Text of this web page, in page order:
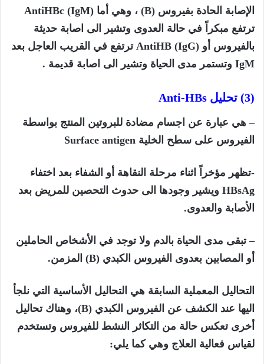
الإصابة الحادة بفيروس (B) ، وهي أما (AntiHBc (IgM
ترتفع مبكراً في حالة العدوى وتشير الى اصابة حديثة
بالفيروس أو (AntiHB (IgG ترتفع في القريب العاجل بعد
IgM وتستمر مدى الحياة وتشير الى اصابة قديمة .
(3) تحليل Anti-HBs
– هي عبارة عن اجسام مضادة للبروتين المنتج بواسطة
الفيروس على سطح الخلية Surface antigen
-تظهر مؤخراً اثناء مرحلة النقاهة أو الشفاء بعد اختفاء
HBsAg ويشير وجودها الى حدوث التحصين للمريض بعد
الأصابة والعدوى.
– تبقى مدى الحياة بالدم ولا توجد في الأشخاص الحاملين
أو المصابين بعدوى الفيروس الكبدي (B) المزمن.
التحاليل المعملية السابقة هي التحاليل الأساسية التي نلجأ
اليها عند الكشف عن الفيروس الكبدي (B) ، وهناك تحاليل
أخرى تعكس حالة من التكاثر النشط للفيروس وتستخدم
لقياس فعالية العلاج وهي كما يلي: